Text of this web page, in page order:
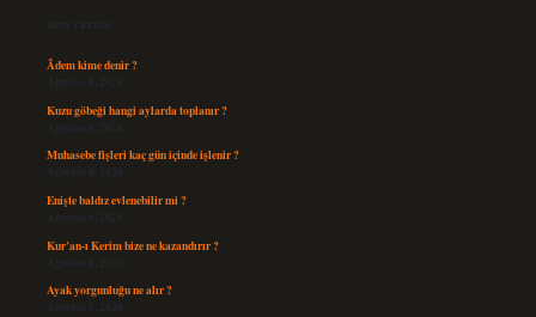
Son Yazılar
Âdem kime denir ?
Ağustos 9, 2026
Kuzu göbeği hangi aylarda toplanır ?
Ağustos 8, 2026
Muhasebe fişleri kaç gün içinde işlenir ?
Ağustos 8, 2026
Enişte baldız evlenebilir mi ?
Ağustos 6, 2026
Kur’an-ı Kerim bize ne kazandırır ?
Ağustos 6, 2026
Ayak yorgunluğu ne alır ?
Ağustos 5, 2026